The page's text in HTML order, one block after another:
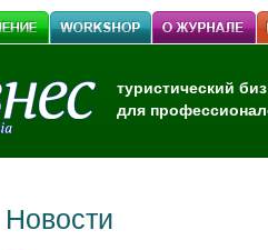
туристический
для
Новости